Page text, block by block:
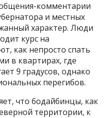
комментарии
и местных
характер. Люди
курс на
как непросто спать
в квартирах, где
9 градусов, однако
перегибов.
что бодайбинцы, как
территории, к